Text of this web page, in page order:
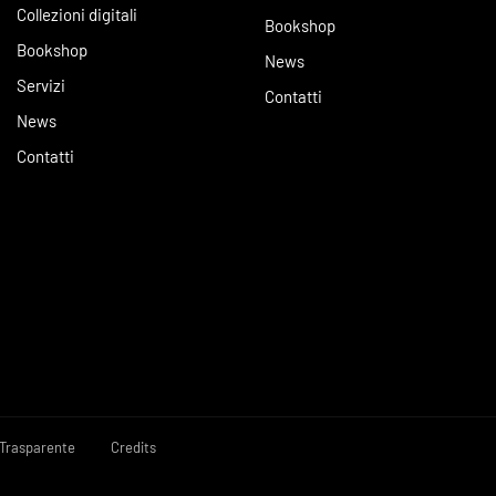
Collezioni digitali
Bookshop
Servizi
News
Contatti
Bookshop
News
Contatti
Credits